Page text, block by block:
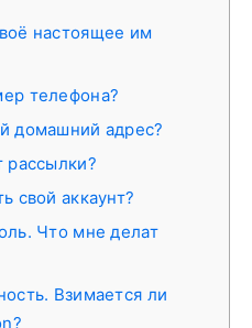
настоящее им
телефона?
домашний адрес?
рассылки?
свой аккаунт?
Что мне делат
Взимается ли